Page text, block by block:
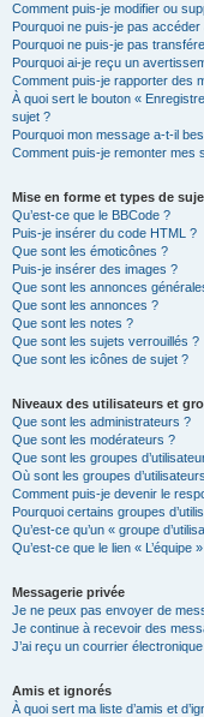
Comment puis-je modifier ou
Pourquoi ne puis-je pas accéder
Pourquoi ne puis-je pas
Pourquoi ai-je reçu un
Comment puis-je rapporter des
À quoi sert le bouton «
sujet ?
Pourquoi mon message a-t-il
Comment puis-je remonter mes
Mise en forme et types de
Qu’est-ce que le BBCode ?
Puis-je insérer du code HTML ?
Que sont les émoticônes ?
Puis-je insérer des images ?
Que sont les annonces
Que sont les annonces ?
Que sont les notes ?
Que sont les sujets verrouillés ?
Que sont les icônes de sujet ?
Niveaux des utilisateurs et
Que sont les administrateurs ?
Que sont les modérateurs ?
Que sont les groupes
Où sont les groupes
Comment puis-je devenir le
Pourquoi certains groupes
Qu’est-ce qu’un « groupe
Qu’est-ce que le lien « L’équipe
Messagerie privée
Je ne peux pas envoyer de
Je continue à recevoir des
J’ai reçu un courrier
Amis et ignorés
À quoi sert ma liste d’amis et